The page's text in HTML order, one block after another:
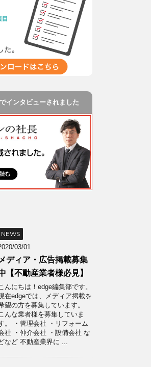
インタビューされました
NEWS
03/01
メディア・広告掲載募集
【不動産業者様必見】
んにちは！edge編集部です。
在edgeでは、メディア掲載を
望の方を募集しています。
んな業者様を募集していま
。 ・管理会社 ・リフォーム
社 ・仲介会社 ・設備会社 な
など 不動産業界に ...